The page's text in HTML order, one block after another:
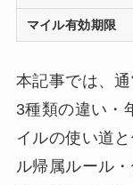
マイル有効期限
本記事では、
3種類の違い・
イルの使い道
ル帰属ルール